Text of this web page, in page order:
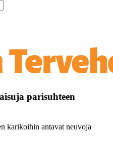
parisuhteen
karikoihin antavat neuvoja